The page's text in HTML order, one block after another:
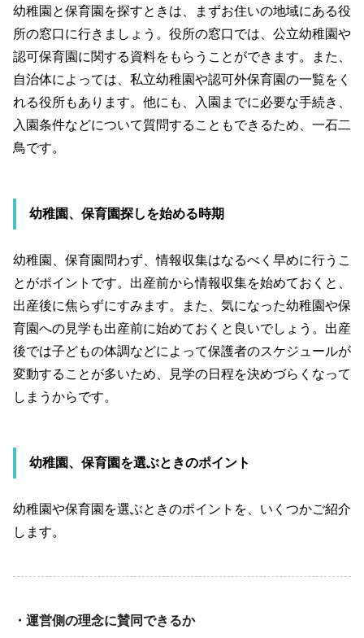
幼稚園と保育園を探すときは、まずお住いの地域にある役
所の窓口に行きましょう。役所の窓口では、公立幼稚園や
認可保育園に関する資料をもらうことができます。また、
自治体によっては、私立幼稚園や認可外保育園の一覧をく
れる役所もあります。他にも、入園までに必要な手続き、
入園条件などについて質問することもできるため、一石二
鳥です。
幼稚園、保育園探しを始める時期
幼稚園、保育園問わず、情報収集はなるべく早めに行うこ
とがポイントです。出産前から情報収集を始めておくと、
出産後に焦らずにすみます。また、気になった幼稚園や保
育園への見学も出産前に始めておくと良いでしょう。出産
後では子どもの体調などによって保護者のスケジュールが
変動することが多いため、見学の日程を決めづらくなって
しまうからです。
幼稚園、保育園を選ぶときのポイント
幼稚園や保育園を選ぶときのポイントを、いくつかご紹介
します。
・運営側の理念に賛同できるか